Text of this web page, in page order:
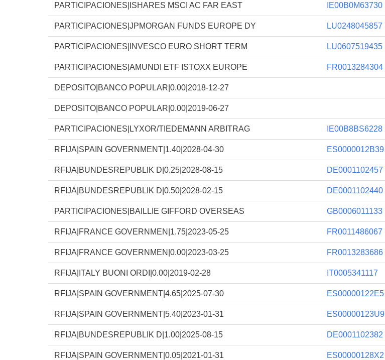
PARTICIPACIONES|ISHARES MSCI AC FAR EAST IE00B0M63730
PARTICIPACIONES|JPMORGAN FUNDS EUROPE DY LU0248045857
PARTICIPACIONES|INVESCO EURO SHORT TERM LU0607519435
PARTICIPACIONES|AMUNDI ETF ISTOXX EUROPE FR0013284304
DEPOSITO|BANCO POPULAR|0.00|2018-12-27
DEPOSITO|BANCO POPULAR|0.00|2019-06-27
PARTICIPACIONES|LYXOR/TIEDEMANN ARBITRAG IE00B8BS6228
RFIJA|SPAIN GOVERNMENT|1.40|2028-04-30 ES0000012B39
RFIJA|BUNDESREPUBLIK D|0.25|2028-08-15 DE0001102457
RFIJA|BUNDESREPUBLIK D|0.50|2028-02-15 DE0001102440
PARTICIPACIONES|BAILLIE GIFFORD OVERSEAS GB0006011133
RFIJA|FRANCE GOVERNMEN|1.75|2023-05-25 FR0011486067
RFIJA|FRANCE GOVERNMEN|0.00|2023-03-25 FR0013283686
RFIJA|ITALY BUONI ORDI|0.00|2019-02-28 IT0005341117
RFIJA|SPAIN GOVERNMENT|4.65|2025-07-30 ES00000122E5
RFIJA|SPAIN GOVERNMENT|5.40|2023-01-31 ES00000123U9
RFIJA|BUNDESREPUBLIK D|1.00|2025-08-15 DE0001102382
RFIJA|SPAIN GOVERNMENT|0.05|2021-01-31 ES00000128X2